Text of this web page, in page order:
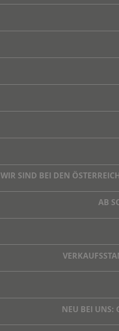
WIR SIND BEI DEN
AB
NEU BEI UNS: